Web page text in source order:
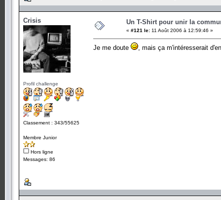
Crisis
Profil challenge
Classement : 343/55625
Membre Junior
Hors ligne
Messages: 86
Un T-Shirt pour unir la
« #121 le: 11 Août 2006 à 12:59:46 »
Je me doute , mais ça m'intéresserait